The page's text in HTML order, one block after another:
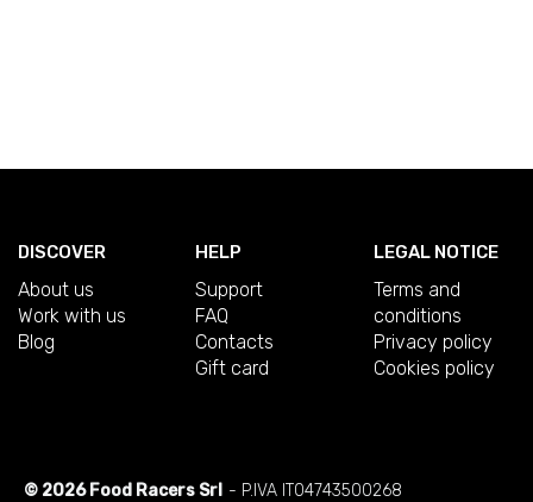
DISCOVER
About us
Work with us
Blog
HELP
Support
FAQ
Contacts
Gift card
LEGAL NOTICE
Terms and
conditions
Privacy policy
Cookies policy
© 2026 Food Racers Srl - P.IVA IT04743500268